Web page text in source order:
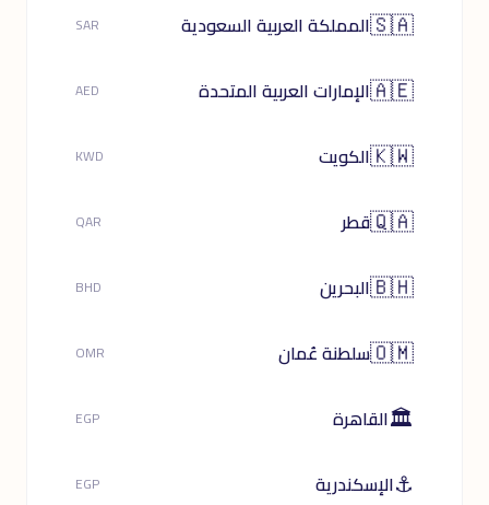
🇸🇦المملكة العربية السعودية SAR
🇦🇪الإمارات العربية المتحدة AED
🇰🇼الكويت KWD
🇶🇦قطر QAR
🇧🇭البحرين BHD
🇴🇲سلطنة عُمان OMR
🏛️القاهرة EGP
⚓الإسكندرية EGP